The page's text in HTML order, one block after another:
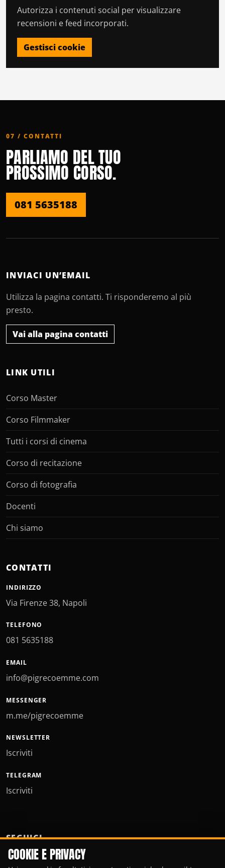
Autorizza i contenuti social per visualizzare
recensioni e feed incorporati.
Gestisci cookie
07 / CONTATTI
PARLIAMO DEL TUO
PROSSIMO CORSO.
081 5635188
INVIACI UN’EMAIL
Utilizza la pagina contatti. Ti risponderemo al più
presto.
Vai alla pagina contatti
LINK UTILI
Corso Master
Corso Filmmaker
Tutti i corsi di cinema
Corso di recitazione
Corso di fotografia
Docenti
Chi siamo
CONTATTI
INDIRIZZO
Via Firenze 38, Napoli
TELEFONO
081 5635188
EMAIL
info@pigrecoemme.com
MESSENGER
m.me/pigrecoemme
NEWSLETTER
Iscriviti
TELEGRAM
Iscriviti
SEGUICI
COOKIE E PRIVACY